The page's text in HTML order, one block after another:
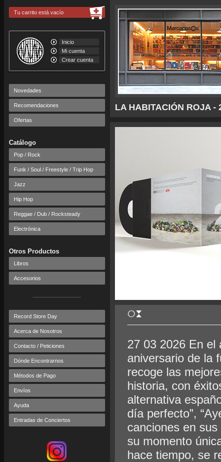
LA HABITACIÓN ROJA
Tu carrito está vacío
Inicio
Mi cuenta
Crear cuenta
Novedades
Recomendaciones
Ofertas
Catálogo
Pop / Rock
Funk / Soul / Freestyle / Trip Hop
Jazz
Hip Hop
Reggae / Dub / Rocksteady
Electrónica
Otros Productos
Libros
Accesorios
Record Store Day
Acerca de Nosotros
Contacto / Peticiones
Dónde Encontrarnos
Métodos de Pago
Envíos
Ayuda
Entradas de Conciertos
27 03 2026 En el
aniversario de la
recoge las
historia, con
alternativa
día perfecto”,
canciones en
su momento
hace tiempo, se